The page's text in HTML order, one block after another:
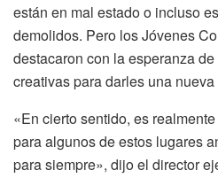
están en mal estado o incluso
demolidos. Pero los Jóvenes
destacaron con la esperanza
creativas para darles una nueva
«En cierto sentido, es
para algunos de estos lugares
para siempre», dijo el director